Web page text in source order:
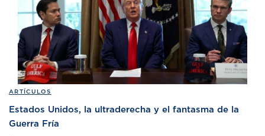
ARTÍCULOS
Estados Unidos, la ultraderecha y el fantasma de la
Guerra Fría